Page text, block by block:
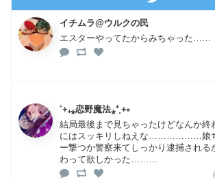
イチムラ@ウルクの民
エスターやってたからみちゃった……
˚+₊⁎恋野魔法⁎⁺˳+༚
結局最後まで見ちゃったけどなんか終
にはスッキリしねえな………………娘
ー撃つか警察来てしっかり逮捕される
わって欲しかった………